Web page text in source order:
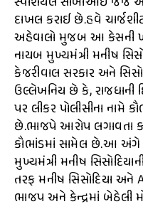
દાખલ કરાઈ છે.હવે
અહેવાલો મુજબ આ કેસની
નાયબ મુખ્યમંત્રી મનીષ
કેજરીવાલ સરકાર અને
ઉલ્લેખનિય છે કે, રાજધાની
પર લીકર પોલીસીના નામે
છે.ભાજપે આરોપ લગાવતા
કૌભાંડમાં સામેલ છે.આ અંગે
મુખ્યમંત્રી મનીષ
તરફ મનીષ સિસોદિયા અને
ભાજપ અને કેન્દ્રમાં બેઠેલી